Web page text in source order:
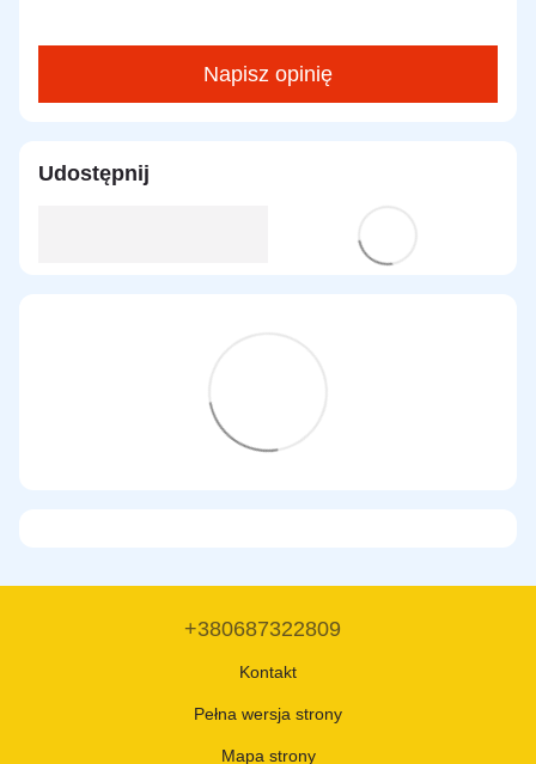
Napisz opinię
Udostępnij
+380687322809
Kontakt
Pełna wersja strony
Mapa strony